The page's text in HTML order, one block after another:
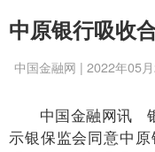
中原银行吸收
中国金融网 | 2022年05
中国金融网讯 银
示银保监会同意中